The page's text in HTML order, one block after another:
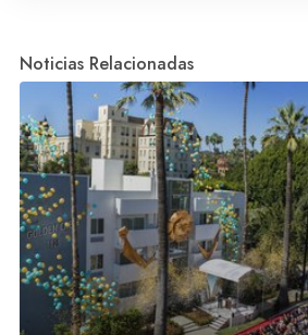
Noticias Relacionadas